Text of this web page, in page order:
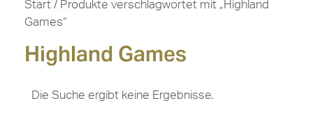
Start / Produkte verschlagwortet mit „Highland
Games“
Highland Games
Die Suche ergibt keine Ergebnisse.